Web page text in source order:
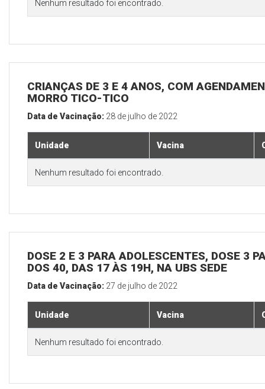
Nenhum resultado foi encontrado.
CRIANÇAS DE 3 E 4 ANOS, COM
MORRO TICO-TICO
Data de Vacinação: 28 de julho de 2022
Unidade Vacina
Nenhum resultado foi encontrado.
DOSE 2 E 3 PARA ADOLESCENTES, DOSE 3
DOS 40, DAS 17 ÀS 19H, NA UBS SEDE
Data de Vacinação: 27 de julho de 2022
Unidade Vacina
Nenhum resultado foi encontrado.